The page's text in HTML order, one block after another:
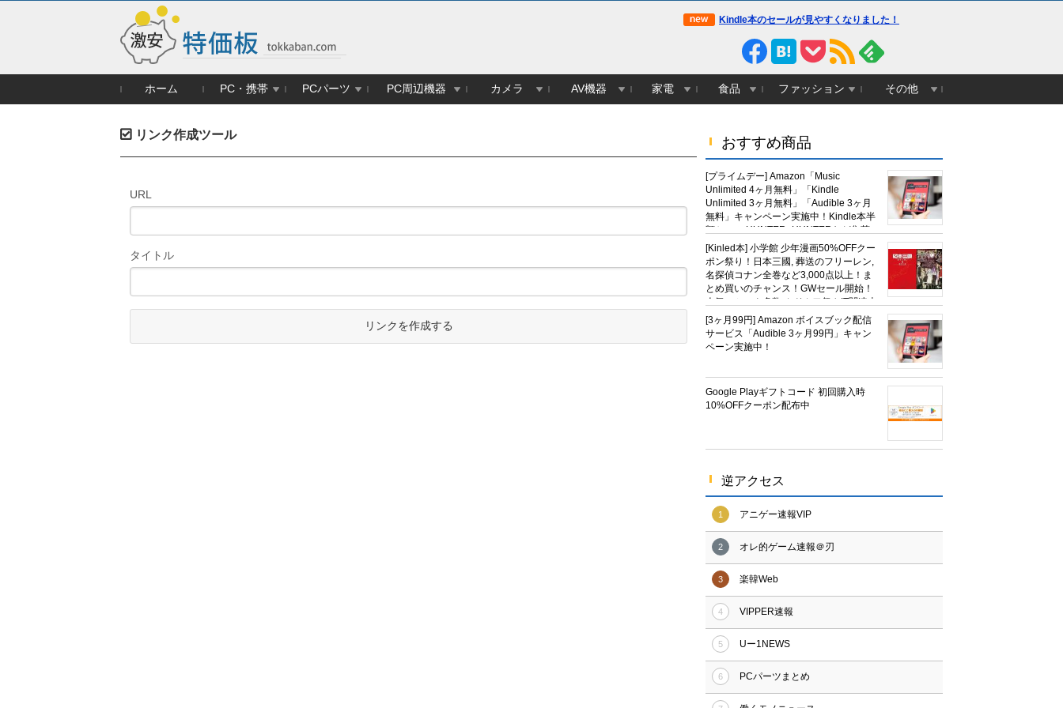
Kindle本のセールが見やすくなりました！
ホーム PC・携帯 PCパーツ PC周辺機器 カメラ AV機器 家電 食品 ファッション その他
おすすめ商品
[プライムデー] Amazon「Music
Unlimited 4ヶ月無料」「Kindle
Unlimited 3ヶ月無料」「Audible 3ヶ月
無料」キャンペーン実施中！Kindle本半
額セール HUNTER×HUNTERなど集英
社、無職転生,幼女戦記など
KADOKAWA、キャプテン翼100円セー
ルも！
[Kinled本] 小学館 少年漫画50%OFFクー
ポン祭り！日本三國, 葬送のフリーレン,
名探偵コナン全巻など3,000点以上！ま
とめ買いのチャンス！GWセール開始！
人気コミック多数 カドカワ祭やIT関連本
がセールに！
[3ヶ月99円] Amazon ボイスブック配信
サービス「Audible 3ヶ月99円」キャン
ペーン実施中！
Google Playギフトコード 初回購入時
10%OFFクーポン配布中
逆アクセス
1 アニゲー速報VIP
2 オレ的ゲーム速報＠刃
3 楽韓Web
4 VIPPER速報
5 Uー1NEWS
6 PCパーツまとめ
リンク作成ツール
URL
タイトル
リンクを作成する